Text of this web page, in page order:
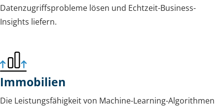
Datenzugriffsprobleme lösen und Echtzeit-Business-
Insights liefern.
Immobilien
Die Leistungsfähigkeit von Machine-Learning-Algorithmen